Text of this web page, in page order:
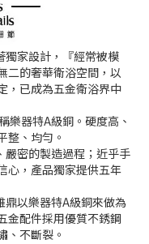
獨家設計，『經常被模
二的奢華衛浴空間，以
，已成為五金衛浴界中
樂器特A級銅。硬度高、
整、均勻。
嚴密的製造過程；近乎手
心，產品獨家提供五年
鼎以樂器特A級銅來做為
金配件採用優質不銹鋼
、不斷裂。